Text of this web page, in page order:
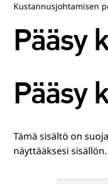
MOVEO
OPISKELIJOILLE
SUMMER SCHOOL
HENKILÖSTÖLLE
Kustannusjohtamisen
Pääsy
Pääsy
Tämä sisältö on
näyttääksesi sisällön.